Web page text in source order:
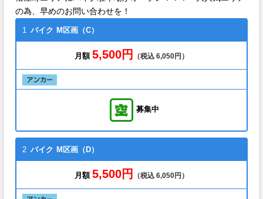
の為、早めのお問い合わせを！
1 バイク M区画（C）
月額 5,500円 （税込 6,050円）
募集中
2 バイク M区画（D）
月額 5,500円 （税込 6,050円）